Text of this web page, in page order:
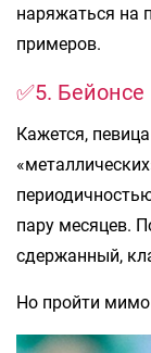
наряжаться на
примеров.
✅5. Бейонсе
Кажется,
пару месяцев.
сдержанный,
Но пройти